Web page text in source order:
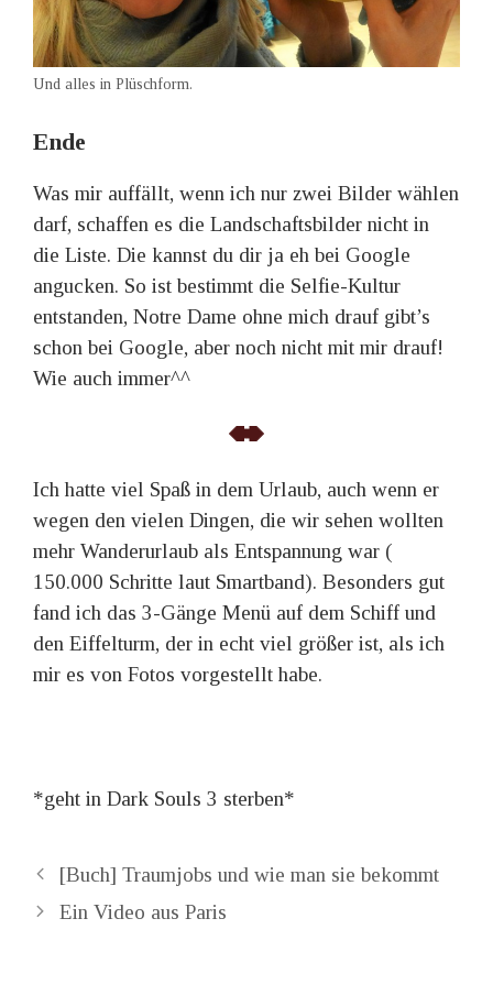
Und alles in Plüschform.
Ende
Was mir auffällt, wenn ich nur zwei Bilder wählen
darf, schaffen es die Landschaftsbilder nicht in
die Liste. Die kannst du dir ja eh bei Google
angucken. So ist bestimmt die Selfie-Kultur
entstanden, Notre Dame ohne mich drauf gibt’s
schon bei Google, aber noch nicht mit mir drauf!
Wie auch immer^^
Ich hatte viel Spaß in dem Urlaub, auch wenn er
wegen den vielen Dingen, die wir sehen wollten
mehr Wanderurlaub als Entspannung war (
150.000 Schritte laut Smartband). Besonders gut
fand ich das 3-Gänge Menü auf dem Schiff und
den Eiffelturm, der in echt viel größer ist, als ich
mir es von Fotos vorgestellt habe.
*geht in Dark Souls 3 sterben*
Beitrags-
Navigation
[Buch] Traumjobs und wie man sie bekommt
Ein Video aus Paris